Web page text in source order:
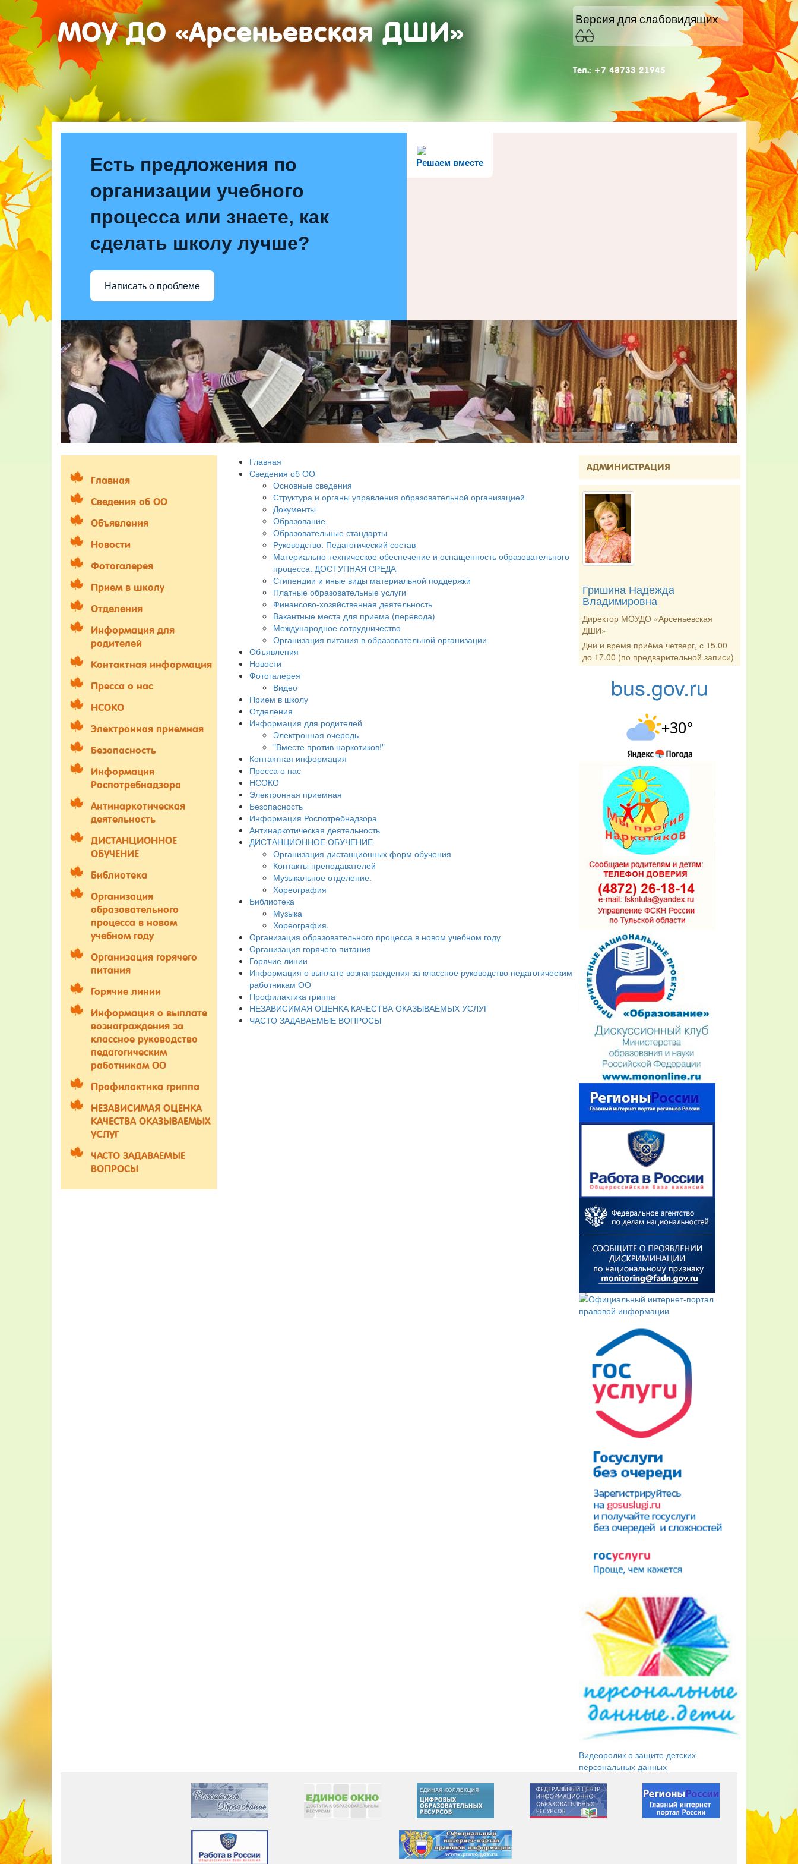
МОУ ДО «Арсеньевская ДШИ» Версия для слабовидящих
Тел.: +7 48733 21945
Решаем вместе
Есть предложения по
организации учебного
процесса или знаете, как
сделать школу лучше?
Написать о проблеме
Главная
Сведения об ОО
Объявления
Новости
Фотогалерея
Прием в школу
Отделения
Информация для
родителей
Контактная информация
Пресса о нас
НСОКО
Электронная приемная
Безопасность
Информация
Роспотребнадзора
Антинаркотическая
деятельность
ДИСТАНЦИОННОЕ
ОБУЧЕНИЕ
Библиотека
Организация
образовательного
процесса в новом
учебном году
Организация горячего
питания
Горячие линии
Информация о выплате
вознаграждения за
классное руководство
педагогическим
работникам ОО
Профилактика гриппа
НЕЗАВИСИМАЯ ОЦЕНКА
КАЧЕСТВА ОКАЗЫВАЕМЫХ
УСЛУГ
ЧАСТО ЗАДАВАЕМЫЕ
ВОПРОСЫ
Главная
Сведения об ОО
Основные сведения
Структура и органы управления образовательной организацией
Документы
Образование
Образовательные стандарты
Руководство. Педагогический состав
Материально-техническое обеспечение и оснащенность образовательного
процесса. ДОСТУПНАЯ СРЕДА
Стипендии и иные виды материальной поддержки
Платные образовательные услуги
Финансово-хозяйственная деятельность
Вакантные места для приема (перевода)
Международное сотрудничество
Организация питания в образовательной организации
Объявления
Новости
Фотогалерея
Видео
Прием в школу
Отделения
Информация для родителей
Электронная очередь
"Вместе против наркотиков!"
Контактная информация
Пресса о нас
НСОКО
Электронная приемная
Безопасность
Информация Роспотребнадзора
Антинаркотическая деятельность
ДИСТАНЦИОННОЕ ОБУЧЕНИЕ
Организация дистанционных форм обучения
Контакты преподавателей
Музыкальное отделение.
Хореография
Библиотека
Музыка
Хореография.
Организация образовательного процесса в новом учебном году
Организация горячего питания
Горячие линии
Информация о выплате вознаграждения за классное руководство педагогическим
работникам ОО
Профилактика гриппа
НЕЗАВИСИМАЯ ОЦЕНКА КАЧЕСТВА ОКАЗЫВАЕМЫХ УСЛУГ
ЧАСТО ЗАДАВАЕМЫЕ ВОПРОСЫ
АДМИНИСТРАЦИЯ
Гришина Надежда
Владимировна
Директор МОУДО «Арсеньевская
ДШИ»
Дни и время приёма четверг, с 15.00
до 17.00 (по предварительной записи)
bus.gov.ru
Видеоролик о защите детских
персональных данных